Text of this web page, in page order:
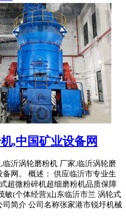
,中国矿业设备网
临沂涡轮磨粉机 厂家,临沂涡轮磨
网。 概述： 供应临沂市专业生
超微粉碎机超细磨粉机品质保障
敏(个体经营)山东临沂市兰 涡轮式
司简介 公司名称张家港市锐圩机械